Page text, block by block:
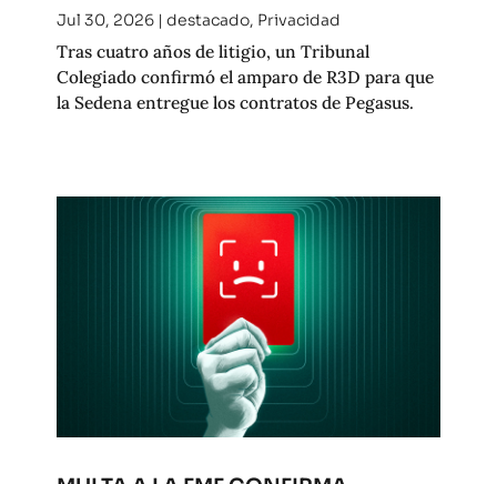
Jul 30, 2026| destacado, Privacidad
Tras cuatro años de litigio, un Tribunal
Colegiado confirmó el amparo de R3D para que
la Sedena entregue los contratos de Pegasus.